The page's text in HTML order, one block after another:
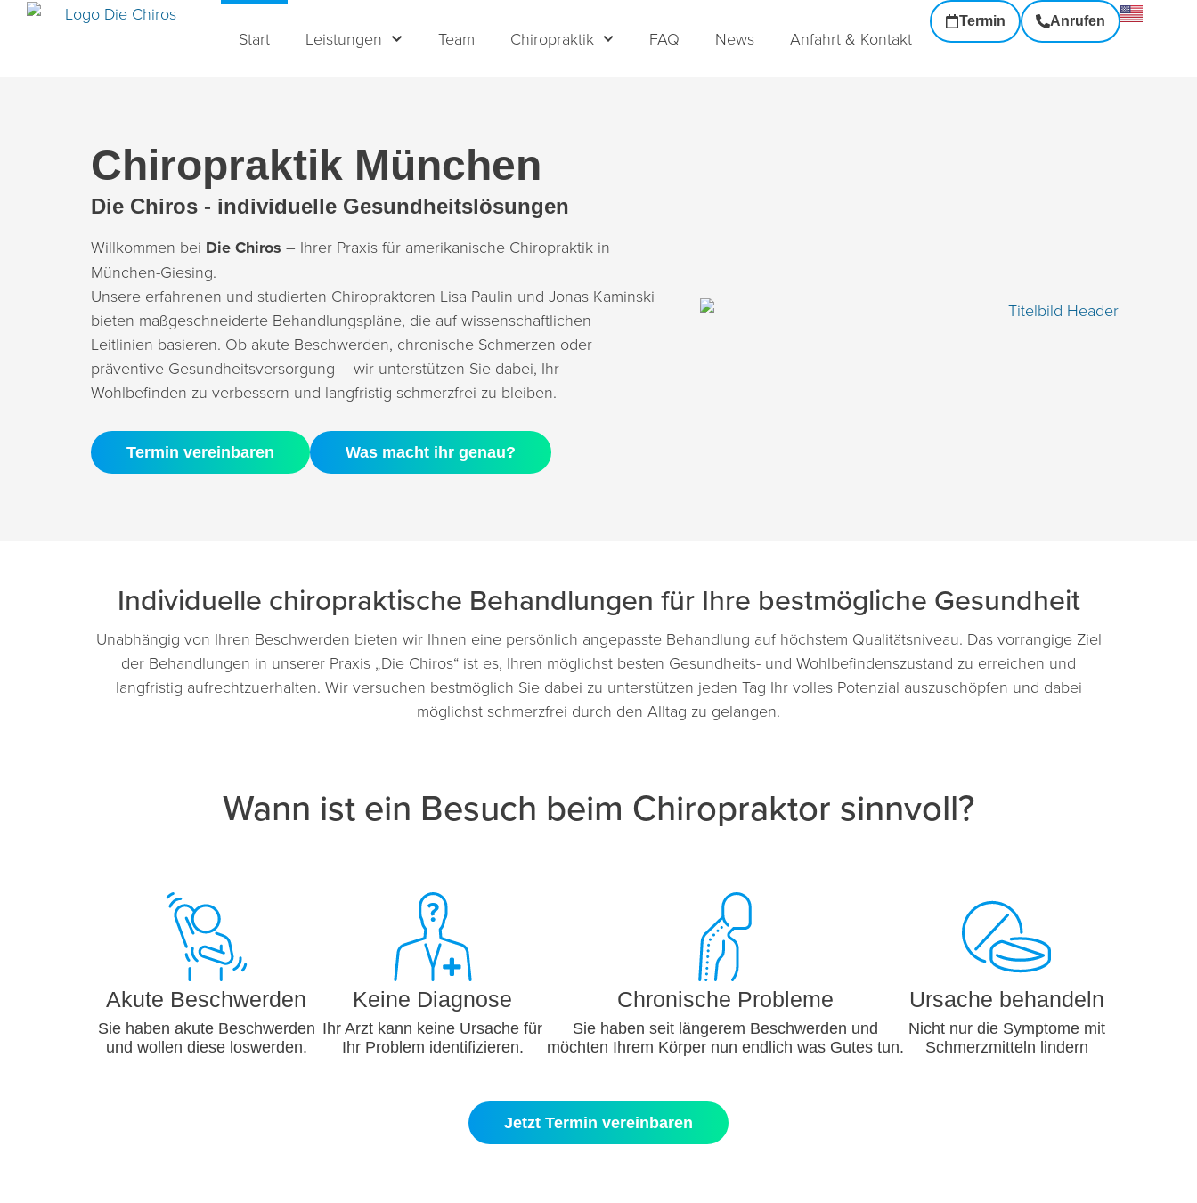
Start Leistungen Team Chiropraktik FAQ News Anfahrt & Kontakt
Termin Anrufen
Chiropraktik München
Die Chiros - individuelle Gesundheitslösungen
Willkommen bei Die Chiros – Ihrer Praxis für amerikanische Chiropraktik in
München-Giesing.
Unsere erfahrenen und studierten Chiropraktoren Lisa Paulin und Jonas Kaminski
bieten maßgeschneiderte Behandlungspläne, die auf wissenschaftlichen
Leitlinien basieren. Ob akute Beschwerden, chronische Schmerzen oder
präventive Gesundheitsversorgung – wir unterstützen Sie dabei, Ihr
Wohlbefinden zu verbessern und langfristig schmerzfrei zu bleiben.
Termin vereinbaren Was macht ihr genau?
Individuelle chiropraktische Behandlungen für Ihre bestmögliche Gesundheit
Unabhängig von Ihren Beschwerden bieten wir Ihnen eine persönlich angepasste Behandlung auf höchstem Qualitätsniveau. Das vorrangige Ziel
der Behandlungen in unserer Praxis „Die Chiros“ ist es, Ihren möglichst besten Gesundheits- und Wohlbefindenszustand zu erreichen und
langfristig aufrechtzuerhalten. Wir versuchen bestmöglich Sie dabei zu unterstützen jeden Tag Ihr volles Potenzial auszuschöpfen und dabei
möglichst schmerzfrei durch den Alltag zu gelangen.
Wann ist ein Besuch beim Chiropraktor sinnvoll?
Akute Beschwerden
Sie haben akute Beschwerden
und wollen diese loswerden.
Keine Diagnose
Ihr Arzt kann keine Ursache für
Ihr Problem identifizieren.
Chronische Probleme
Sie haben seit längerem Beschwerden und
möchten Ihrem Körper nun endlich was Gutes tun.
Ursache behandeln
Nicht nur die Symptome mit
Schmerzmitteln lindern
Jetzt Termin vereinbaren